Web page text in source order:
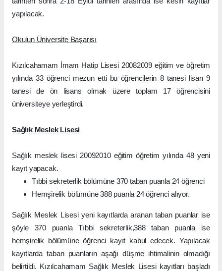
yapılacak.
Okulun Üniversite Başarısı
Kızılcahamam İmam Hatip Lisesi 20082009 eğitim ve öğretim
yılında 33 öğrenci mezun etti bu öğrencilerin 8 tanesi lisan 9
tanesi de ön lisans olmak üzere toplam 17 öğrencisini
üniversiteye yerleştirdi.
Sağlık Meslek Lisesi
Sağlık meslek lisesi 20092010 eğitim öğretim yılında 48 yeni
kayıt yapacak.
Tıbbi sekreterlik bölümüne 370 taban puanla 24 öğrenci
Hemşirelik bölümüne 388 puanla 24 öğrenci alıyor.
Sağlık Meslek Lisesi yeni kayıtlarda aranan taban puanlar ise
şöyle 370 puanla Tıbbi sekreterlik,388 taban puanla ise
hemşirelik bölümüne öğrenci kayıt kabul edecek. Yapılacak
kayıtlarda taban puanların aşağı düşme ihtimalinin olmadığı
belirtildi. Kızılcahamam Sağlık Meslek Lisesi kayıtları başladı